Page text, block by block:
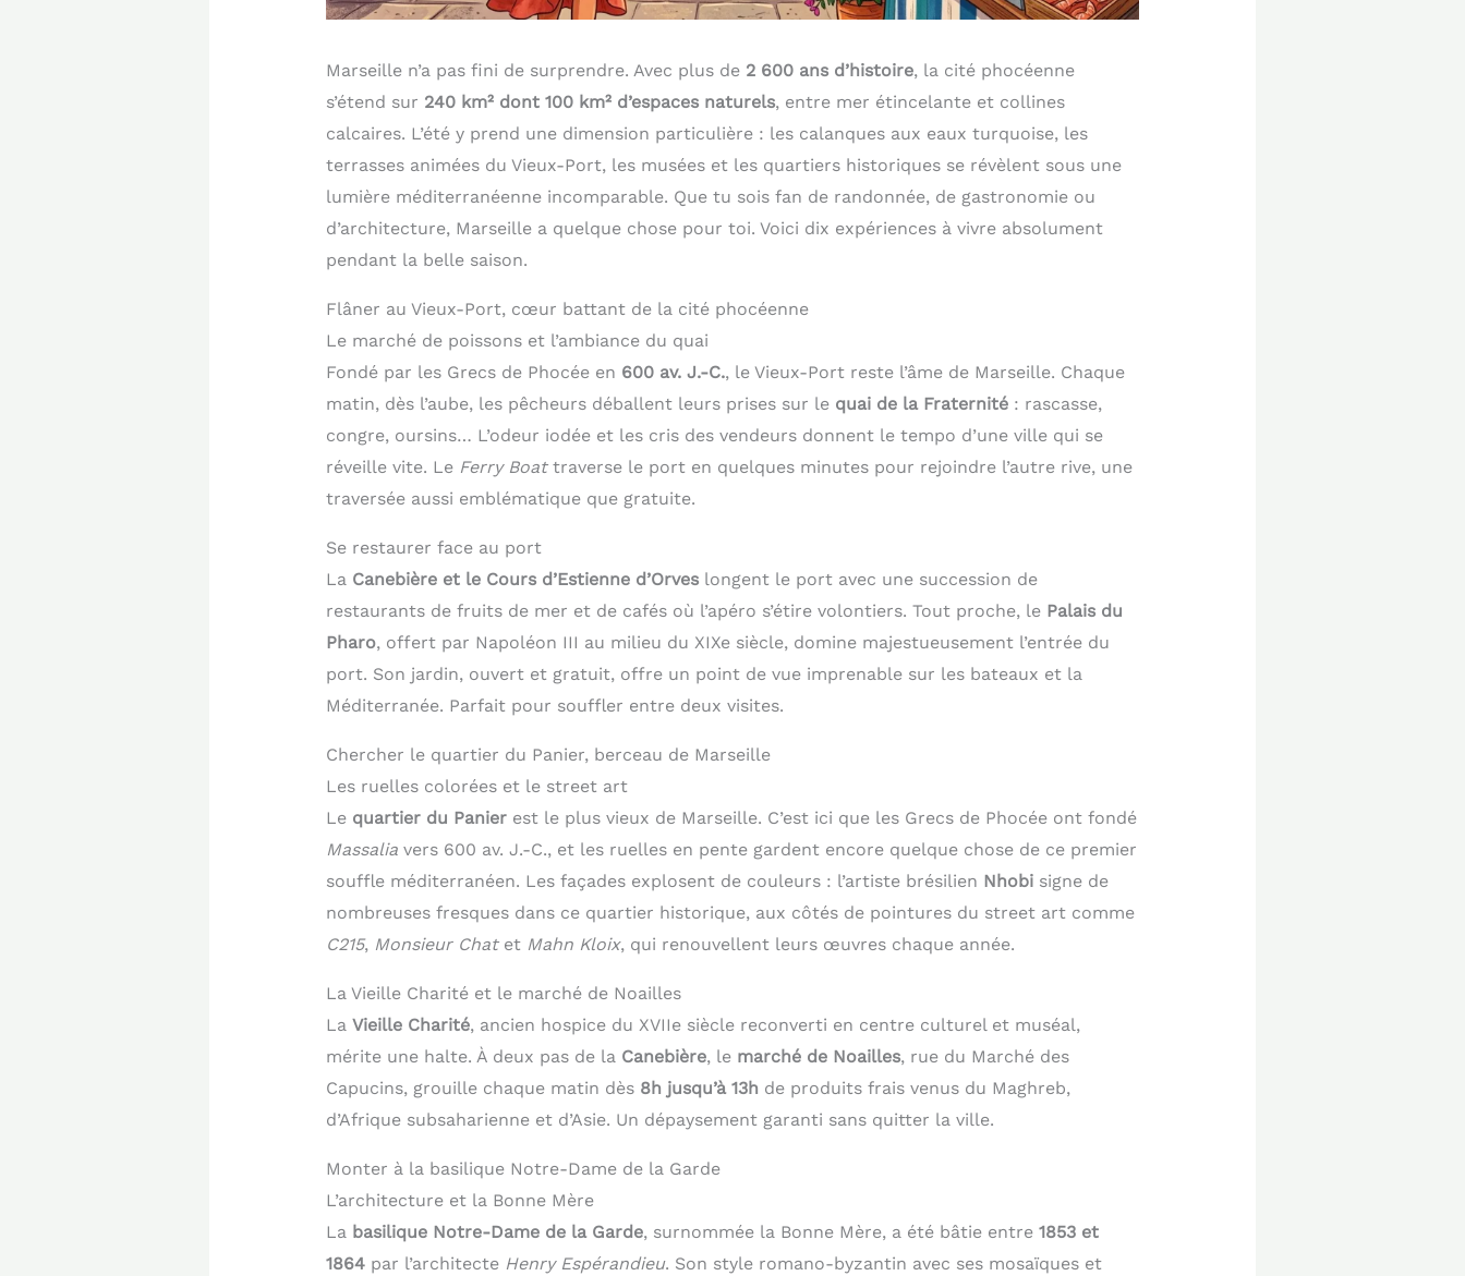
Marseille n’a pas fini de surprendre. Avec plus de 2 600 ans d’histoire, la cité phocéenne
s’étend sur 240 km² dont 100 km² d’espaces naturels, entre mer étincelante et collines
calcaires. L’été y prend une dimension particulière : les calanques aux eaux turquoise, les
terrasses animées du Vieux-Port, les musées et les quartiers historiques se révèlent sous une
lumière méditerranéenne incomparable. Que tu sois fan de randonnée, de gastronomie ou
d’architecture, Marseille a quelque chose pour toi. Voici dix expériences à vivre absolument
pendant la belle saison.
Flâner au Vieux-Port, cœur battant de la cité phocéenne
Le marché de poissons et l’ambiance du quai
Fondé par les Grecs de Phocée en 600 av. J.-C., le Vieux-Port reste l’âme de Marseille. Chaque
matin, dès l’aube, les pêcheurs déballent leurs prises sur le quai de la Fraternité: rascasse,
congre, oursins… L’odeur iodée et les cris des vendeurs donnent le tempo d’une ville qui se
réveille vite. Le Ferry Boattraverse le port en quelques minutes pour rejoindre l’autre rive, une
traversée aussi emblématique que gratuite.
Se restaurer face au port
La Canebière et le Cours d’Estienne d’Orveslongent le port avec une succession de
restaurants de fruits de mer et de cafés où l’apéro s’étire volontiers. Tout proche, le Palais du
Pharo, offert par Napoléon III au milieu du XIXe siècle, domine majestueusement l’entrée du
port. Son jardin, ouvert et gratuit, offre un point de vue imprenable sur les bateaux et la
Méditerranée. Parfait pour souffler entre deux visites.
Chercher le quartier du Panier, berceau de Marseille
Les ruelles colorées et le street art
Le quartier du Panierest le plus vieux de Marseille. C’est ici que les Grecs de Phocée ont fondé
Massaliavers 600 av. J.-C., et les ruelles en pente gardent encore quelque chose de ce premier
souffle méditerranéen. Les façades explosent de couleurs : l’artiste brésilien Nhobisigne de
nombreuses fresques dans ce quartier historique, aux côtés de pointures du street art comme
C215, Monsieur Chatet Mahn Kloix, qui renouvellent leurs œuvres chaque année.
La Vieille Charité et le marché de Noailles
La Vieille Charité, ancien hospice du XVIIe siècle reconverti en centre culturel et muséal,
mérite une halte. À deux pas de la Canebière, le marché de Noailles, rue du Marché des
Capucins, grouille chaque matin dès 8h jusqu’à 13h de produits frais venus du Maghreb,
d’Afrique subsaharienne et d’Asie. Un dépaysement garanti sans quitter la ville.
Monter à la basilique Notre-Dame de la Garde
L’architecture et la Bonne Mère
La basilique Notre-Dame de la Garde, surnommée la Bonne Mère, a été bâtie entre 1853 et
1864par l’architecte Henry Espérandieu. Son style romano-byzantin avec ses mosaïques et